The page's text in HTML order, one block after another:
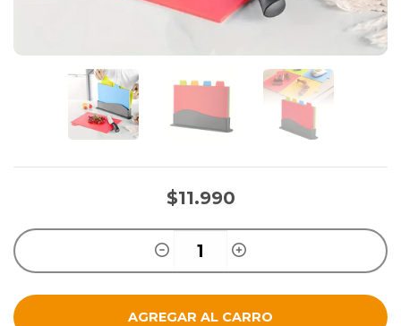
$11.990
AGREGAR AL CARRO